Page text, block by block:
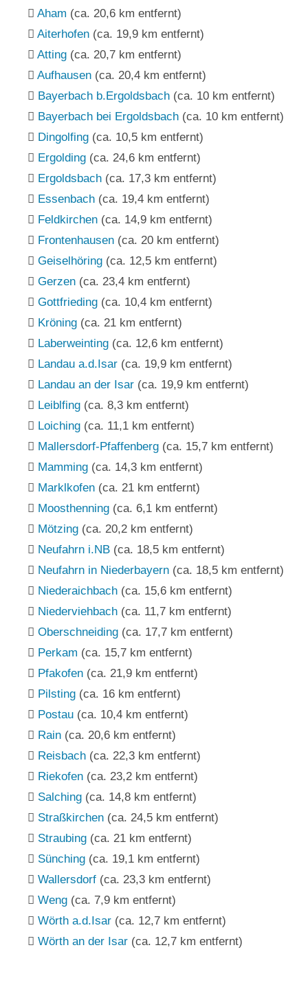
Aham (ca. 20,6 km entfernt)
Aiterhofen (ca. 19,9 km entfernt)
Atting (ca. 20,7 km entfernt)
Aufhausen (ca. 20,4 km entfernt)
Bayerbach b.Ergoldsbach (ca. 10 km entfernt)
Bayerbach bei Ergoldsbach (ca. 10 km entfernt)
Dingolfing (ca. 10,5 km entfernt)
Ergolding (ca. 24,6 km entfernt)
Ergoldsbach (ca. 17,3 km entfernt)
Essenbach (ca. 19,4 km entfernt)
Feldkirchen (ca. 14,9 km entfernt)
Frontenhausen (ca. 20 km entfernt)
Geiselhöring (ca. 12,5 km entfernt)
Gerzen (ca. 23,4 km entfernt)
Gottfrieding (ca. 10,4 km entfernt)
Kröning (ca. 21 km entfernt)
Laberweinting (ca. 12,6 km entfernt)
Landau a.d.Isar (ca. 19,9 km entfernt)
Landau an der Isar (ca. 19,9 km entfernt)
Leiblfing (ca. 8,3 km entfernt)
Loiching (ca. 11,1 km entfernt)
Mallersdorf-Pfaffenberg (ca. 15,7 km entfernt)
Mamming (ca. 14,3 km entfernt)
Marklkofen (ca. 21 km entfernt)
Moosthenning (ca. 6,1 km entfernt)
Mötzing (ca. 20,2 km entfernt)
Neufahrn i.NB (ca. 18,5 km entfernt)
Neufahrn in Niederbayern (ca. 18,5 km entfernt)
Niederaichbach (ca. 15,6 km entfernt)
Niederviehbach (ca. 11,7 km entfernt)
Oberschneiding (ca. 17,7 km entfernt)
Perkam (ca. 15,7 km entfernt)
Pfakofen (ca. 21,9 km entfernt)
Pilsting (ca. 16 km entfernt)
Postau (ca. 10,4 km entfernt)
Rain (ca. 20,6 km entfernt)
Reisbach (ca. 22,3 km entfernt)
Riekofen (ca. 23,2 km entfernt)
Salching (ca. 14,8 km entfernt)
Straßkirchen (ca. 24,5 km entfernt)
Straubing (ca. 21 km entfernt)
Sünching (ca. 19,1 km entfernt)
Wallersdorf (ca. 23,3 km entfernt)
Weng (ca. 7,9 km entfernt)
Wörth a.d.Isar (ca. 12,7 km entfernt)
Wörth an der Isar (ca. 12,7 km entfernt)